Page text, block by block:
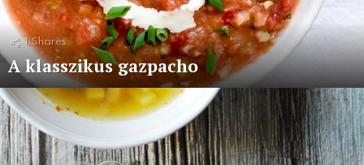
1 Shares
A klasszikus gazpacho